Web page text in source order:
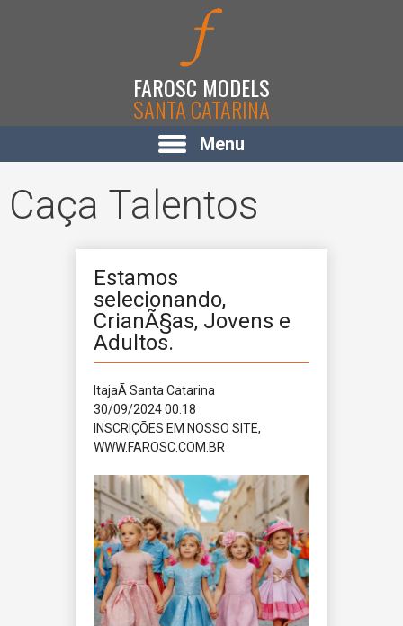
FAROSC MODELS
SANTA CATARINA
Menu
Caça Talentos
Estamos
selecionando,
CrianÃ§as, Jovens e
Adultos.
ItajaÃ­ Santa Catarina
30/09/2024 00:18
INSCRIÇÕES EM NOSSO SITE,
WWW.FAROSC.COM.BR